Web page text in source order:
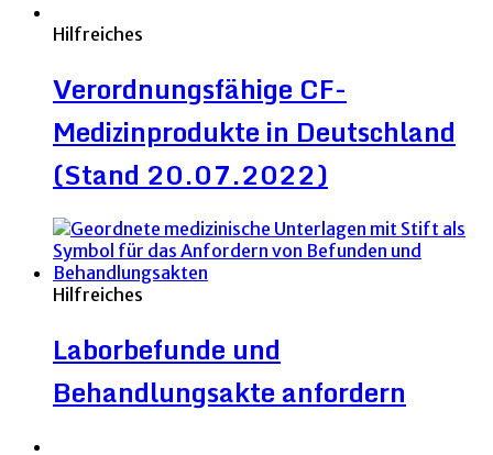
Hilfreiches
Verordnungsfähige CF-
Medizinprodukte in Deutschland
(Stand 20.07.2022)
Hilfreiches
Laborbefunde und
Behandlungsakte anfordern